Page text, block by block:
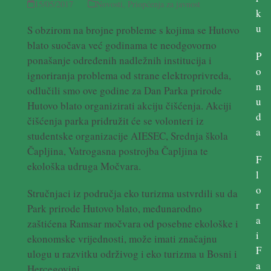
15/05/2017 Novosti Priopćenja za javnost
S obzirom na brojne probleme s kojima se Hutovo
blato suočava već godinama te neodgovorno
ponašanje određenih nadležnih institucija i
ignoriranja problema od strane elektroprivreda,
odlučili smo ove godine za Dan Parka prirode
Hutovo blato organizirati akciju čišćenja. Akciji
čišćenja parka pridružit će se volonteri iz
studentske organizacije AIESEC, Srednja škola
Čapljina, Vatrogasna postrojba Čapljina te
ekološka udruga Močvara.
Stručnjaci iz područja eko turizma ustvrdili su da
Park prirode Hutovo blato, međunarodno
zaštićena Ramsar močvara od posebne ekološke i
ekonomske vrijednosti, može imati značajnu
ulogu u razvitku održivog i eko turizma u Bosni i
k
u
P
o
n
u
d
a
F
l
o
r
a
i
F
a